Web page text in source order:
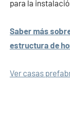
para la
Saber más
estructura de
Ver casas